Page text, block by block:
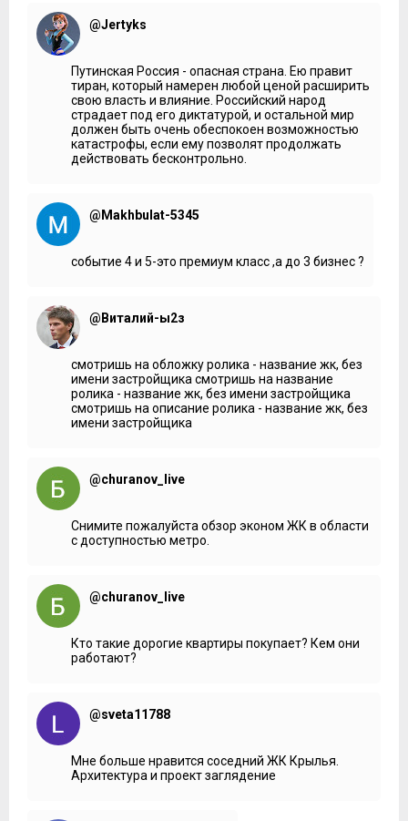
@Jertyks
Путинская Россия - опасная страна. Ею правит
тиран, который намерен любой ценой расширить
свою власть и влияние. Российский народ
страдает под его диктатурой, и остальной мир
должен быть очень обеспокоен возможностью
катастрофы, если ему позволят продолжать
действовать бесконтрольно.
@Makhbulat-5345
событие 4 и 5-это премиум класс ,а до 3 бизнес ?
@Виталий-ы2з
смотришь на обложку ролика - название жк, без
имени застройщика смотришь на название
ролика - название жк, без имени застройщика
смотришь на описание ролика - название жк, без
имени застройщика
@churanov_live
Снимите пожалуйста обзор эконом ЖК в области
с доступностью метро.
@churanov_live
Кто такие дорогие квартиры покупает? Кем они
работают?
@sveta11788
Мне больше нравится соседний ЖК Крылья.
Архитектура и проект заглядение